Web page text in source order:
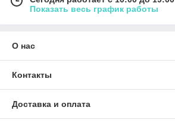
Показать весь график работы
О нас
Контакты
Доставка и оплата